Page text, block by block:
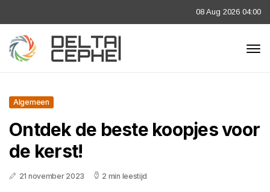
08 Aug 2026 04:00
Algemeen
Ontdek de beste koopjes voor
de kerst!
21 november 2023 2 min leestijd